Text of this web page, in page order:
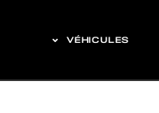
VÉHICULES